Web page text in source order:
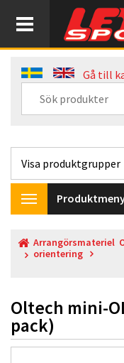
Gå till
Toggle
navigation
Arrangörsmateriel
orientering
Oltech mini-
pack)